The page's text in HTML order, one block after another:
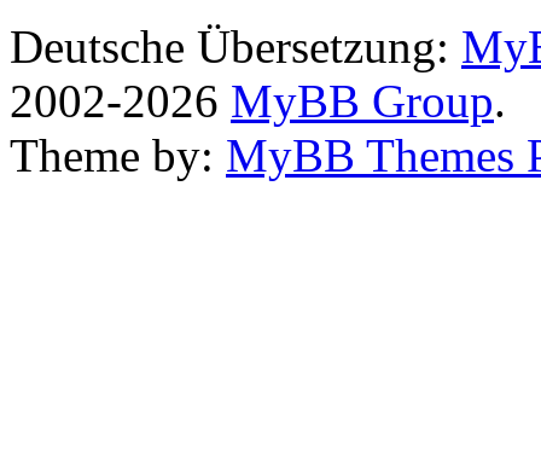
Deutsche Übersetzung:
2002-2026 MyBB Group.
Theme by: MyBB Themes